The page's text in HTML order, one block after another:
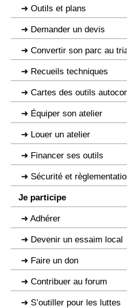
Outils et plans
Demander un devis
Convertir son parc au
Recueils techniques
Cartes des outils
Équiper son atelier
Louer un atelier
Financer ses outils
Sécurité et
Je participe
Adhérer
Devenir un essaim local
Faire un don
Contribuer au forum
S’outiller pour les luttes